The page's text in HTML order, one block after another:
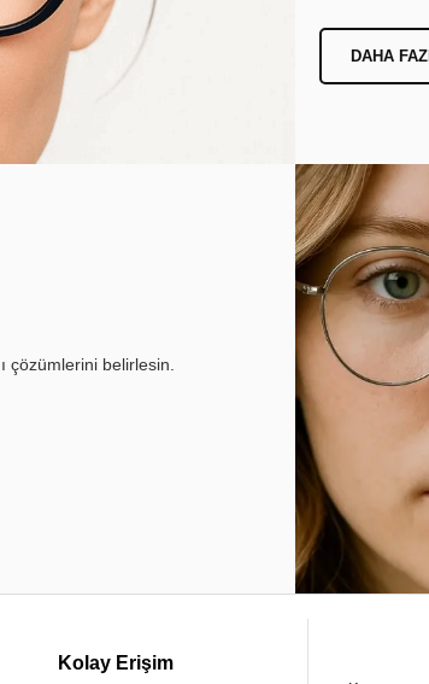
DAHA
çözümlerini belirlesin.
Kolay Erişim